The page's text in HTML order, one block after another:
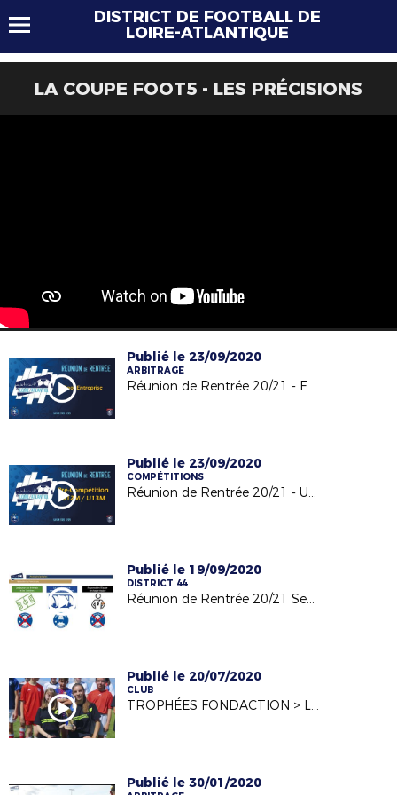
DISTRICT DE FOOTBALL DE
LOIRE-ATLANTIQUE
LA COUPE FOOT5 - LES PRÉCISIONS
Publié le 23/09/2020
ARBITRAGE
Réunion de Rentrée 20/21 - Foot ENTREPRISE
Publié le 23/09/2020
COMPÉTITIONS
Réunion de Rentrée 20/21 - U13 Pré compétition
Publié le 19/09/2020
DISTRICT 44
Réunion de Rentrée 20/21 Seniors Masc./Fem et Jeunes Masc
Publié le 20/07/2020
CLUB
TROPHÉES FONDACTION > LE CLUB de MOUZILLON PRIMÉ !
Publié le 30/01/2020